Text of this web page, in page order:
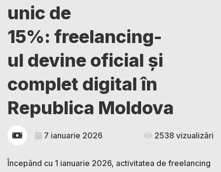
unic de
15%: freelancing-
ul devine oficial și
complet digital în
Republica Moldova
7 ianuarie 2026 2538 vizualizări
Începând cu 1 ianuarie 2026, activitatea de freelancing